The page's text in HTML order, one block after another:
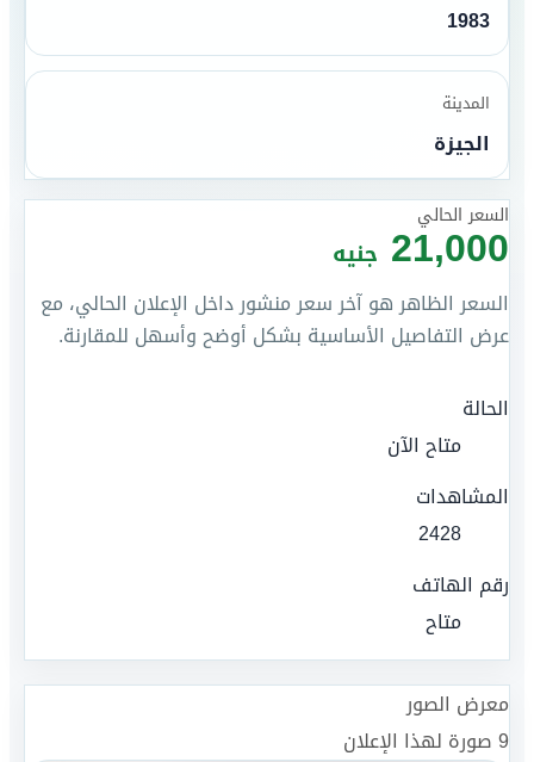
1983
المدينة
الجيزة
السعر الحالي
21,000 جنيه
السعر الظاهر هو آخر سعر منشور داخل الإعلان الحالي، مع
عرض التفاصيل الأساسية بشكل أوضح وأسهل للمقارنة.
الحالة
متاح الآن
المشاهدات
2428
رقم الهاتف
متاح
معرض الصور
9صورة لهذا الإعلان